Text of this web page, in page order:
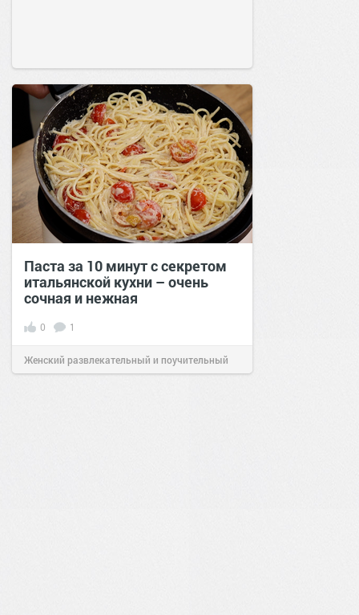
Паста за 10 минут с секретом
итальянской кухни – очень
сочная и нежная
0 1
Женский развлекательный и поучительный